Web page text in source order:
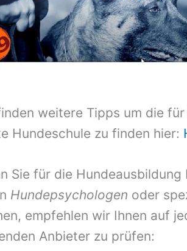
weitere Tipps um die
Hundeschule zu finden hier:
Sie für die Hundeausbildung
Hundepsychologen oder
empfehlen wir Ihnen auf
Anbieter zu prüfen: